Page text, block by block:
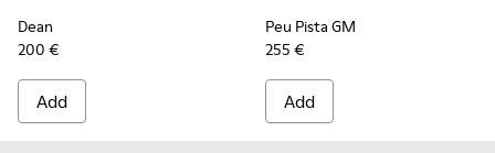
Dean
200 €
Add
Peu Pista GM
255 €
Add